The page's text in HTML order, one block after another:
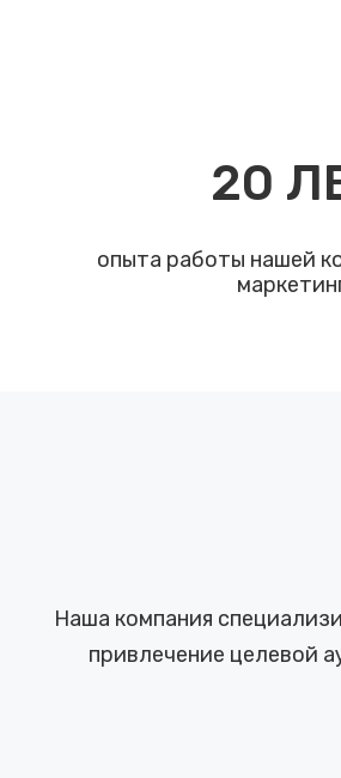
20
опыта работы нашей
Наша компания
привлечение целевой